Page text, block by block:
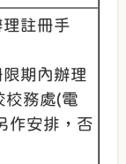
註冊手
期內辦理
校務處(電
作安排，否